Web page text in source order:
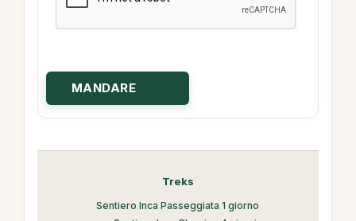
Treks
Sentiero Inca Passeggiata 1 giorno